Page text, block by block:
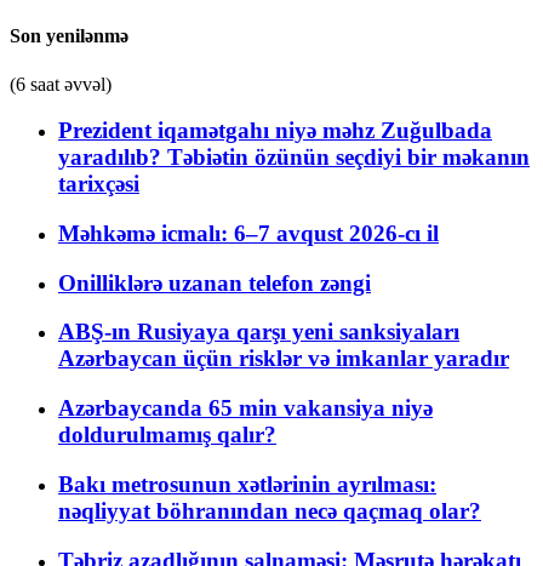
Son yenilənmə
(6 saat əvvəl)
Prezident iqamətgahı niyə məhz Zuğulbada
yaradılıb? Təbiətin özünün seçdiyi bir məkanın
tarixçəsi
Məhkəmə icmalı: 6–7 avqust 2026-cı il
Onilliklərə uzanan telefon zəngi
ABŞ-ın Rusiyaya qarşı yeni sanksiyaları
Azərbaycan üçün risklər və imkanlar yaradır
Azərbaycanda 65 min vakansiya niyə
doldurulmamış qalır?
Bakı metrosunun xətlərinin ayrılması:
nəqliyyat böhranından necə qaçmaq olar?
Təbriz azadlığının salnaməsi: Məşrutə hərəkatı